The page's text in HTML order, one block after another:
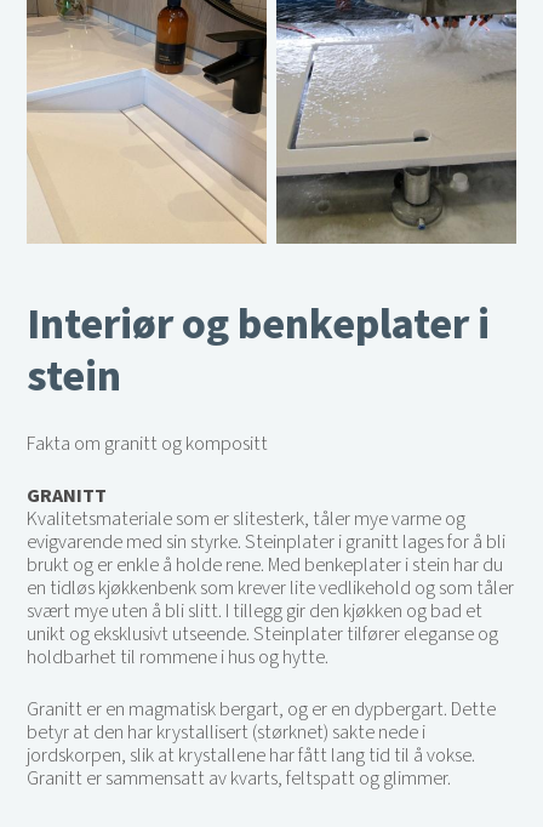
Interiør og benkeplater i
stein
Fakta om granitt og kompositt
GRANITT
Kvalitetsmateriale som er slitesterk, tåler mye varme og
evigvarende med sin styrke. Steinplater i granitt lages for å bli
brukt og er enkle å holde rene. Med benkeplater i stein har du
en tidløs kjøkkenbenk som krever lite vedlikehold og som tåler
svært mye uten å bli slitt. I tillegg gir den kjøkken og bad et
unikt og eksklusivt utseende. Steinplater tilfører eleganse og
holdbarhet til rommene i hus og hytte.
Granitt er en magmatisk bergart, og er en dypbergart. Dette
betyr at den har krystallisert (størknet) sakte nede i
jordskorpen, slik at krystallene har fått lang tid til å vokse.
Granitt er sammensatt av kvarts, feltspatt og glimmer.